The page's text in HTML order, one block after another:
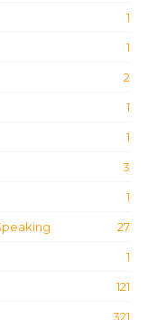
1
1
2
1
1
3
1
27
1
121
321